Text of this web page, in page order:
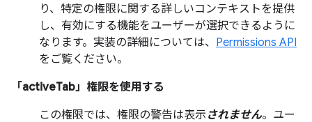
り、特定の権限に関する詳しいコンテキストを提供
し、有効にする機能をユーザーが選択できるように
なります。実装の詳細については、 Permissions API
をご覧ください。
「activeTab」権限を使用する
この権限では、権限の警告は表示 されません。ユー